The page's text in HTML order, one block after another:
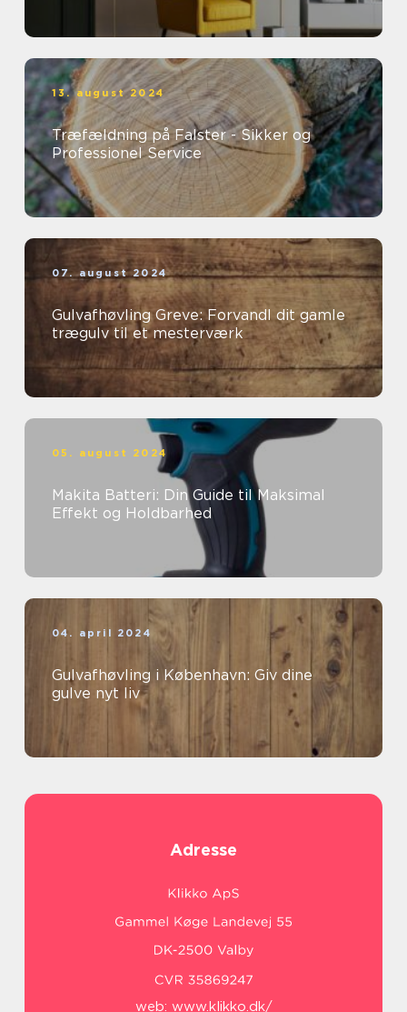
13. august 2024
Træfældning på Falster - Sikker og
Professionel Service
07. august 2024
Gulvafhøvling Greve: Forvandl dit gamle
trægulv til et mesterværk
05. august 2024
Makita Batteri: Din Guide til Maksimal
Effekt og Holdbarhed
04. april 2024
Gulvafhøvling i København: Giv dine
gulve nyt liv
Adresse
web: www.klikko.dk/